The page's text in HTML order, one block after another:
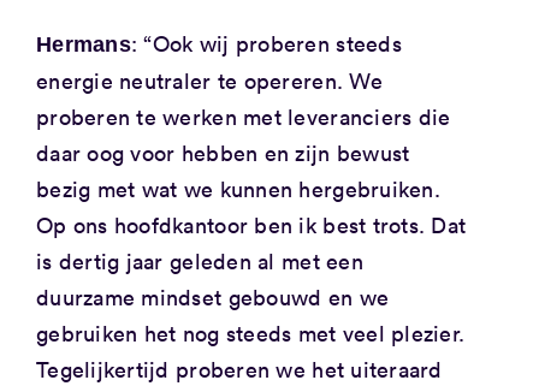
Hermans: “Ook wij proberen steeds
energie neutraler te opereren. We
proberen te werken met leveranciers die
daar oog voor hebben en zijn bewust
bezig met wat we kunnen hergebruiken.
Op ons hoofdkantoor ben ik best trots. Dat
is dertig jaar geleden al met een
duurzame mindset gebouwd en we
gebruiken het nog steeds met veel plezier.
Tegelijkertijd proberen we het uiteraard